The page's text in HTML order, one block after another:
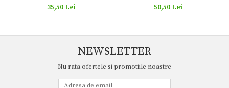
35,50 Lei
50,50 Lei
NEWSLETTER
Nu rata ofertele si promotiile noastre